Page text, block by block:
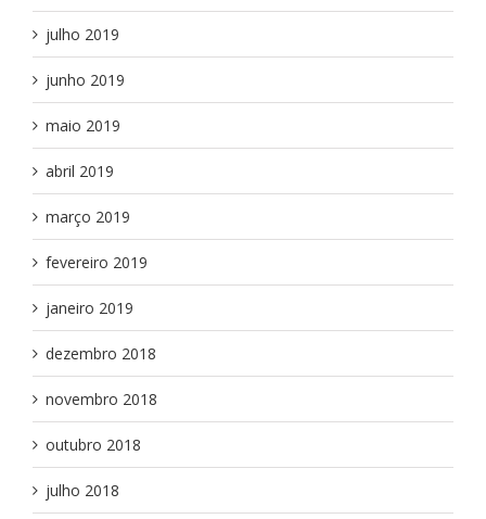
julho 2019
junho 2019
maio 2019
abril 2019
março 2019
fevereiro 2019
janeiro 2019
dezembro 2018
novembro 2018
outubro 2018
julho 2018